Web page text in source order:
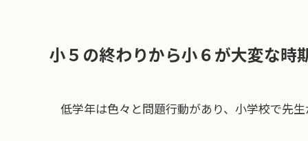
小５の終わりから小６が大変な時
低学年は色々と問題行動があり、小学校で先